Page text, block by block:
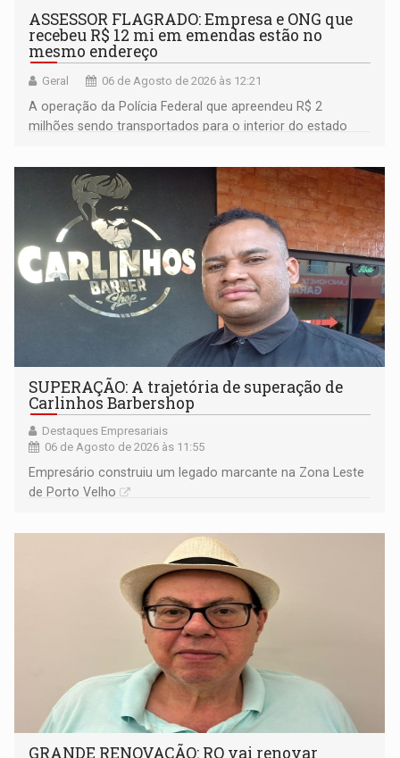
ASSESSOR FLAGRADO: Empresa e ONG que
recebeu R$ 12 mi em emendas estão no
mesmo endereço
Geral 06 de Agosto de 2026 às 12:21
A operação da Polícia Federal que apreendeu R$ 2
milhões sendo transportados para o interior do estado
ligação do suspeito com um deputado federal do União
Brasil por Rondônia
SUPERAÇÃO: A trajetória de superação de
Carlinhos Barbershop
Destaques Empresariais
06 de Agosto de 2026 às 11:55
Empresário construiu um legado marcante na Zona Leste
de Porto Velho
GRANDE RENOVAÇÃO: RO vai renovar